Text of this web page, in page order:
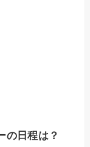
の日程は？